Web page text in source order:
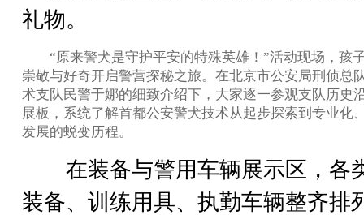
礼物。
“原来警犬是守护平安的特殊英雄！”活动现场，孩
崇敬与好奇开启警营探秘之旅。在北京市公安局刑侦总
术支队民警于娜的细致介绍下，大家逐一参观支队历史
展板，系统了解首都公安警犬技术从起步探索到专业化
发展的蜕变历程。
在装备与警用车辆展示区，各
装备、训练用具、执勤车辆整齐排